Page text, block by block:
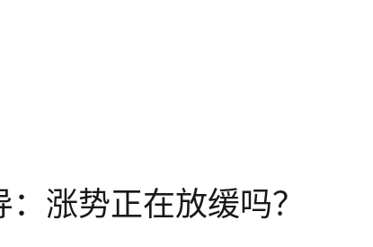
涨势正在放缓吗？